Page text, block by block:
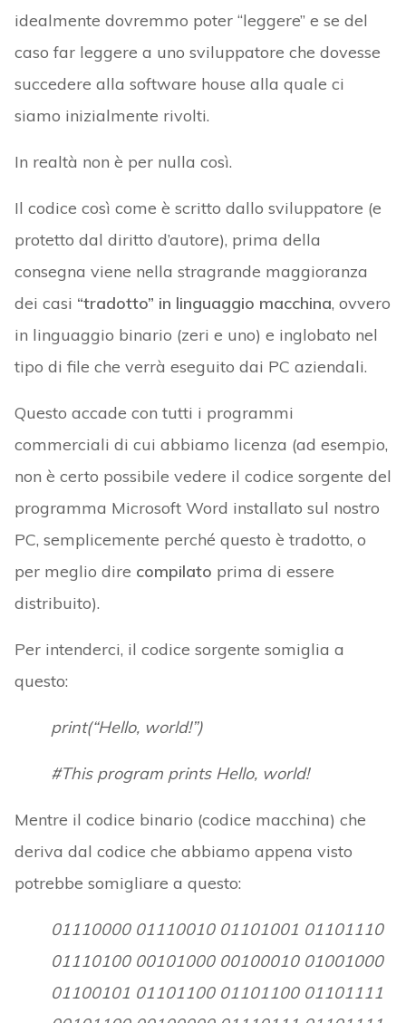
idealmente dovremmo poter “leggere” e se del
caso far leggere a uno sviluppatore che dovesse
succedere alla software house alla quale ci
siamo inizialmente rivolti.
In realtà non è per nulla così.
Il codice così come è scritto dallo sviluppatore (e
protetto dal diritto d’autore), prima della
consegna viene nella stragrande maggioranza
dei casi “tradotto” in linguaggio macchina, ovvero
in linguaggio binario (zeri e uno) e inglobato nel
tipo di file che verrà eseguito dai PC aziendali.
Questo accade con tutti i programmi
commerciali di cui abbiamo licenza (ad esempio,
non è certo possibile vedere il codice sorgente del
programma Microsoft Word installato sul nostro
PC, semplicemente perché questo è tradotto, o
per meglio dire compilato prima di essere
distribuito).
Per intenderci, il codice sorgente somiglia a
questo:
print(“Hello, world!”)
#This program prints Hello, world!
Mentre il codice binario (codice macchina) che
deriva dal codice che abbiamo appena visto
potrebbe somigliare a questo:
01110000 01110010 01101001 01101110
01110100 00101000 00100010 01001000
01100101 01101100 01101100 01101111